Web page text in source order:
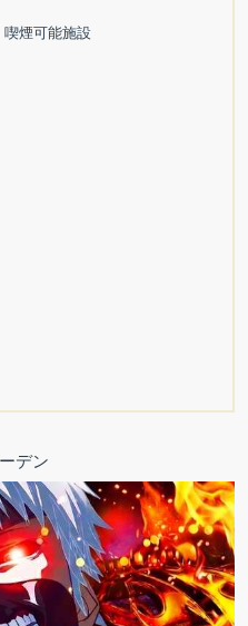
喫煙可能施設
デン